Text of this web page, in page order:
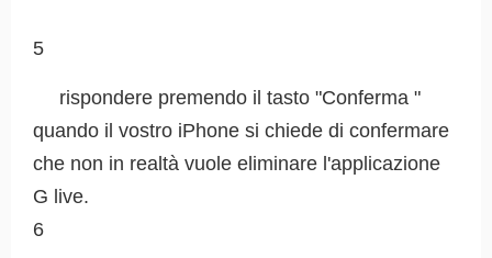
5
rispondere premendo il tasto "Conferma "
quando il vostro iPhone si chiede di confermare
che non in realtà vuole eliminare l'applicazione
G live.
6